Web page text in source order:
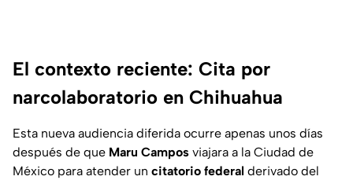
El contexto reciente: Cita por
narcolaboratorio en Chihuahua
Esta nueva audiencia diferida ocurre apenas unos días
después de que Maru Campos viajara a la Ciudad de
México para atender un citatorio federal derivado del